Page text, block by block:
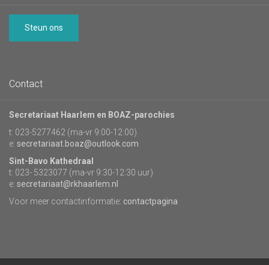
Steun ons
Contact
Secretariaat Haarlem en BOAZ-parochies
t: 023-5277462 (ma-vr 9:00-12:00)
e: secretariaat.boaz@outlook.com
Sint-Bavo Kathedraal
t: 023- 5323077 (ma-vr 9:30-12:30 uur)
e: secretariaat@rkhaarlem.nl
Voor meer contactinformatie: contactpagina